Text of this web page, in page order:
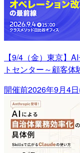
【9/4（金）東京】
トセンター～顧客
開催前2026年9月4